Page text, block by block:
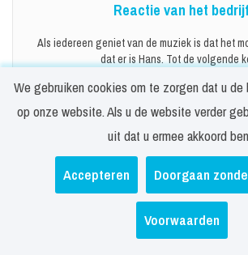
Reactie van het
Als iedereen geniet van de muziek is dat het
dat er is Hans. Tot de volgende
10
Gerard - Ravenswaaij
19 mei 2026
We gebruiken cookies om te zorgen dat u
op onze website. Als u de website verder
uit dat u ermee akkoord
Accepteren Doorgaan
Voorwaarden